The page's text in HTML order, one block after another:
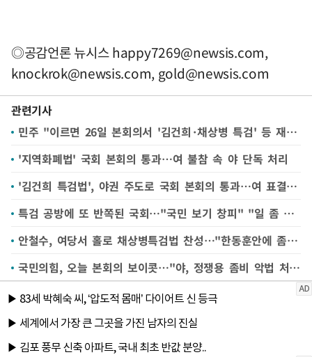
◎공감언론 뉴시스happy7269@newsis.com,
knockrok@newsis.com, gold@newsis.com
관련기사
민주 "이르면 26일 본회의서 '김건희·채상병 특검' 등 재의결"
'지역화폐법' 국회 본회의 통과…여 불참 속 야 단독 처리
'김건희 특검법', 야권 주도로 국회 본회의 통과…여 표결 불참
특검 공방에 또 반쪽된 국회…"국민 보기 창피" "일 좀 하라" 비방전만
안철수, 여당서 홀로 채상병특검법 찬성…"한동훈안에 좀 더 접근"
국민의힘, 오늘 본회의 보이콧…"야, 정쟁용 좀비 악법 처리하려 해"(종합)